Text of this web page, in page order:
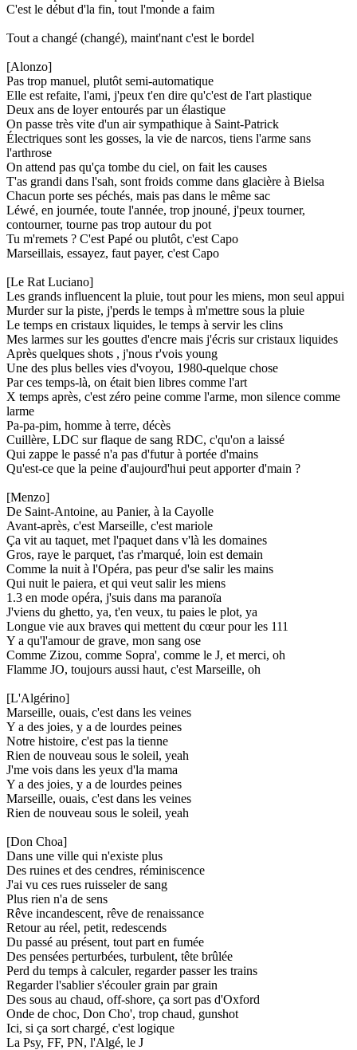
C'est le début d'la fin, tout l'monde a faim
Tout a changé (changé), maint'nant c'est le bordel
[Alonzo]
Pas trop manuel, plutôt semi-automatique
Elle est refaite, l'ami, j'peux t'en dire qu'c'est de l'art plastique
Deux ans de loyer entourés par un élastique
On passe très vite d'un air sympathique à Saint-Patrick
Électriques sont les gosses, la vie de narcos, tiens l'arme sans
l'arthrose
On attend pas qu'ça tombe du ciel, on fait les causes
T'as grandi dans l'sah, sont froids comme dans glacière à Bielsa
Chacun porte ses péchés, mais pas dans le même sac
Léwé, en journée, toute l'année, trop jnouné, j'peux tourner,
contourner, tourne pas trop autour du pot
Tu m'remets ? C'est Papé ou plutôt, c'est Capo
Marseillais, essayez, faut payer, c'est Capo
[Le Rat Luciano]
Les grands influencent la pluie, tout pour les miens, mon seul appui
Murder sur la piste, j'perds le temps à m'mettre sous la pluie
Le temps en cristaux liquides, le temps à servir les clins
Mes larmes sur les gouttes d'encre mais j'écris sur cristaux liquides
Après quelques shots , j'nous r'vois young
Une des plus belles vies d'voyou, 1980-quelque chose
Par ces temps-là, on était bien libres comme l'art
X temps après, c'est zéro peine comme l'arme, mon silence comme
larme
Pa-pa-pim, homme à terre, décès
Cuillère, LDC sur flaque de sang RDC, c'qu'on a laissé
Qui zappe le passé n'a pas d'futur à portée d'mains
Qu'est-ce que la peine d'aujourd'hui peut apporter d'main ?
[Menzo]
De Saint-Antoine, au Panier, à la Cayolle
Avant-après, c'est Marseille, c'est mariole
Ça vit au taquet, met l'paquet dans v'là les domaines
Gros, raye le parquet, t'as r'marqué, loin est demain
Comme la nuit à l'Opéra, pas peur d'se salir les mains
Qui nuit le paiera, et qui veut salir les miens
1.3 en mode opéra, j'suis dans ma paranoïa
J'viens du ghetto, ya, t'en veux, tu paies le plot, ya
Longue vie aux braves qui mettent du cœur pour les 111
Y a qu'l'amour de grave, mon sang ose
Comme Zizou, comme Sopra', comme le J, et merci, oh
Flamme JO, toujours aussi haut, c'est Marseille, oh
[L'Algérino]
Marseille, ouais, c'est dans les veines
Y a des joies, y a de lourdes peines
Notre histoire, c'est pas la tienne
Rien de nouveau sous le soleil, yeah
J'me vois dans les yeux d'la mama
Y a des joies, y a de lourdes peines
Marseille, ouais, c'est dans les veines
Rien de nouveau sous le soleil, yeah
[Don Choa]
Dans une ville qui n'existe plus
Des ruines et des cendres, réminiscence
J'ai vu ces rues ruisseler de sang
Plus rien n'a de sens
Rêve incandescent, rêve de renaissance
Retour au réel, petit, redescends
Du passé au présent, tout part en fumée
Des pensées perturbées, turbulent, tête brûlée
Perd du temps à calculer, regarder passer les trains
Regarder l'sablier s'écouler grain par grain
Des sous au chaud, off-shore, ça sort pas d'Oxford
Onde de choc, Don Cho', trop chaud, gunshot
Ici, si ça sort chargé, c'est logique
La Psy, FF, PN, l'Algé, le J